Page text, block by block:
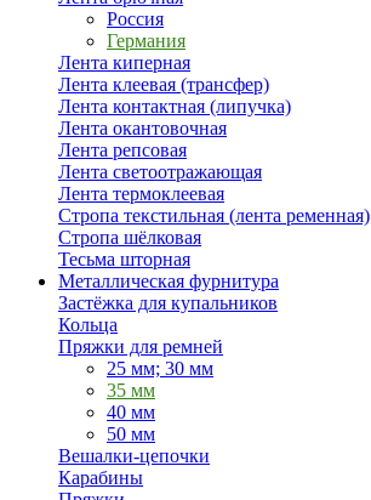
Россия
Германия
Лента киперная
Лента клеевая (трансфер)
Лента контактная (липучка)
Лента окантовочная
Лента репсовая
Лента светоотражающая
Лента термоклеевая
Стропа текстильная (лента ременная)
Стропа шёлковая
Тесьма шторная
Металлическая фурнитура
Застёжка для купальников
Кольца
Пряжки для ремней
25 мм; 30 мм
35 мм
40 мм
50 мм
Вешалки-цепочки
Карабины